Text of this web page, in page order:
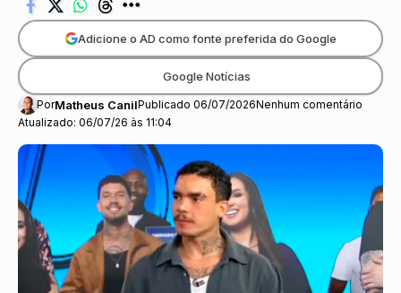
Atualizado: 06/07/26 às 11:04
PorMatheus CanilPublicado 06/07/2026Nenhum comentário
Adicione o AD como fonte preferida do Google
Google Notícias